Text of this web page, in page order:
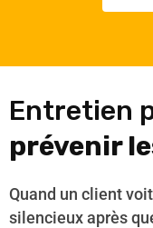
Entretien
prévenir
Quand un client
silencieux après